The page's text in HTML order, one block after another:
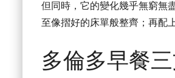
但同時，它的變化幾乎無窮無
至像摺好的床單般整齊；再配
多倫多早餐